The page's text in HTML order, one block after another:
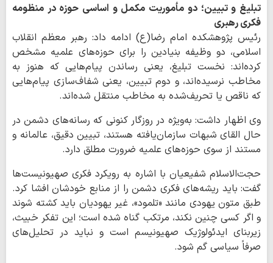
تبلیغ و تبیین؛ دو مأموریت مکمل و اساسی حوزه در منظومه
فکری رهبری
رئیس پژوهشکده امام رضا(ع) ادامه داد: رهبر معظم انقلاب
اسلامی، دو وظیفه بنیادین را برای حوزه‌های علمیه مشخص
کرده‌اند: نخست تبلیغ، یعنی رساندن پیام‌هایی که هنوز به
مخاطب نرسیده‌اند، و دوم تبیین، یعنی شفاف‌سازی پیام‌هایی
که ناقص یا تحریف‌شده به مخاطب منتقل شده‌اند.
وی اظهار داشت: به‌ویژه در روزگار کنونی که رسانه‌های دشمن در
حال القای شبهات سازمان‌یافته هستند، تبیین دقیق، عالمانه و
مستند از سوی حوزه‌های علمیه ضرورت مطلق دارد.
حجت‌الاسلام شفیعیان با اشاره به رویکرد فکری صهیونیست‌ها
گفت: باید ریشه‌های فکری دشمن را از منابع خودشان افشا کرد.
طبق متون یهودی مانند «تلمود»، غیر یهودیان باید کشته شوند
و اگر کسی چنین نکند، مرتکب گناه شده است؛ این تفکر خبیث،
زیربنای ایدئولوژیک صهیونیسم است و نباید در تحلیل‌های
صرفاً سیاسی گم شود.